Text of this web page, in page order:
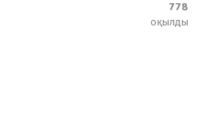
778
оқылды